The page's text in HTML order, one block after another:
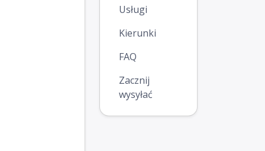
Usługi
Kierunki
FAQ
Zacznij
wysyłać